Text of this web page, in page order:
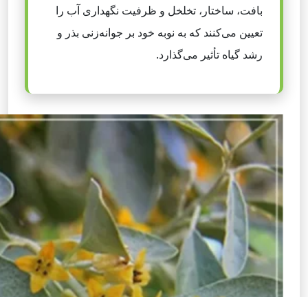
بافت، ساختار، تخلخل و ظرفیت نگهداری آب را
تعیین می‌کنند که به نوبه خود بر جوانه‌زنی بذر و
رشد گیاه تأثیر می‌گذارد.